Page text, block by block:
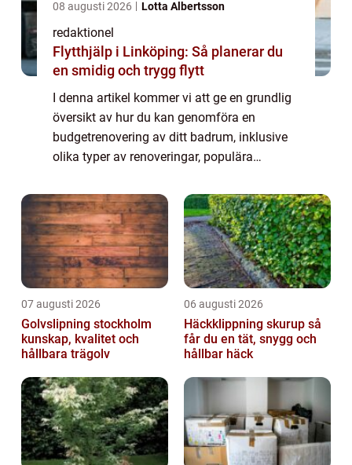
08 augusti 2026 Lotta Albertsson
redaktionel
Flytthjälp i Linköping: Så planerar du
en smidig och trygg flytt
I denna artikel kommer vi att ge en grundlig
översikt av hur du kan genomföra en
budgetrenovering av ditt badrum, inklusive
olika typer av renoveringar, populära
Översikt av renovera badrum så billigt som
möjligt A...
07 augusti 2026
Golvslipning stockholm
kunskap, kvalitet och
hållbara trägolv
06 augusti 2026
Häckklippning skurup så
får du en tät, snygg och
hållbar häck